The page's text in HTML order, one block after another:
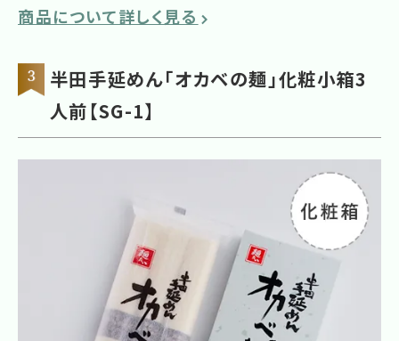
商品について詳しく見る
半田手延めん「オカベの麺」化粧小箱3
人前【SG-1】